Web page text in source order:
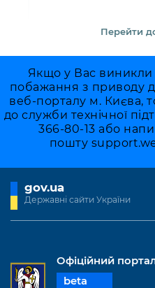
Перейти
Якщо у Вас виникли
побажання з приводу
веб-порталу м. Києва,
до служби технічної
366-80-13 або
пошту
gov.ua
Державні сайти України
Офіційний
beta